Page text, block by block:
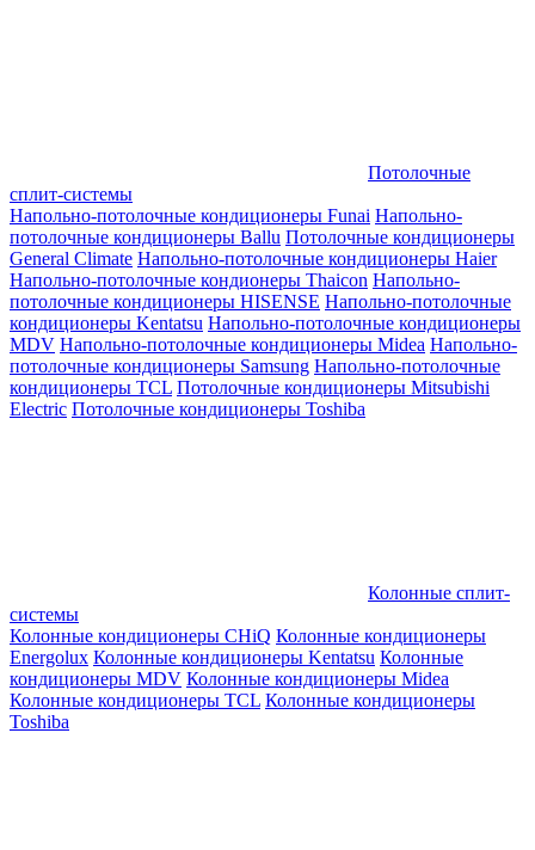
Потолочные
сплит-системы
Напольно-потолочные кондиционеры Funai Напольно-
потолочные кондиционеры Ballu Потолочные кондиционеры
General Climate Напольно-потолочные кондиционеры Haier
Напольно-потолочные кондионеры Thaicon Напольно-
потолочные кондиционеры HISENSE Напольно-потолочные
кондиционеры Kentatsu Напольно-потолочные кондиционеры
MDV Напольно-потолочные кондиционеры Midea Напольно-
потолочные кондиционеры Samsung Напольно-потолочные
кондиционеры TCL Потолочные кондиционеры Mitsubishi
Electric Потолочные кондиционеры Toshiba
Колонные сплит-
системы
Колонные кондиционеры CHiQ Колонные кондиционеры
Energolux Колонные кондиционеры Kentatsu Колонные
кондиционеры MDV Колонные кондиционеры Midea
Колонные кондиционеры TCL Колонные кондиционеры
Toshiba